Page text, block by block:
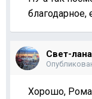
благодарное,
Свет-лана
Хорошо,